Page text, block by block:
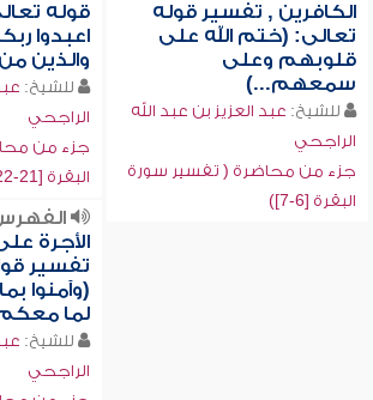
الكافرين , تفسير قوله
تعالى: (ختم الله على
قلوبهم وعلى
سمعهم...)
للشيخ: عبد العزيز بن عبد الله
الراجحي
جزء من محاضرة ( تفسير سورة
البقرة [6-7])
قوله
اعبدوا
والذين
للشيخ:
الراجحي
جزء من
البقرة [21-22])
الأجرة
تفسير
(وآمنوا
لما
للشيخ:
الراجحي